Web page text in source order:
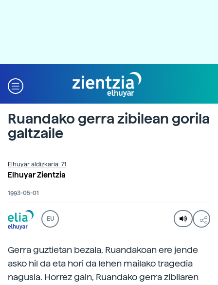
Ruandako gerra zibilean gorila
galtzaile
Elhuyar aldizkaria: 71
Elhuyar Zientzia
1993-05-01
EU
Gerra guztietan bezala, Ruandakoan ere jende
asko hil da eta hori da lehen mailako tragedia
nagusia. Horrez gain, Ruandako gerra zibilaren